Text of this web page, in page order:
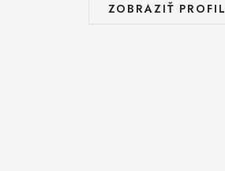
ZOBRAZIŤ PROFIL